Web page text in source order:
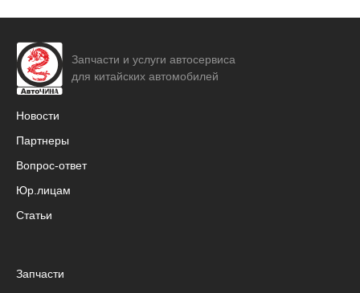
Запчасти и услуги автосервиса
для китайских автомобилей
Новости
Партнеры
Вопрос-ответ
Юр.лицам
Статьи
Запчасти